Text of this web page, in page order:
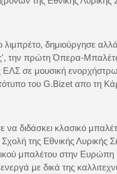
λιμπρέτο, δημιούργησε
την πρώτη Όπερα-Μπαλέτο
σε μουσική
του G.Bizet απο τη
να διδάσκει κλασικό
της Εθνικής Λυρικής
μπαλέτου στην Ευρώπη
με δικά της